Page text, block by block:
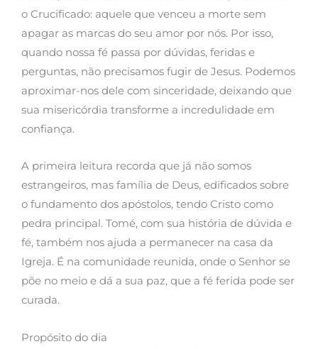
o Crucificado: aquele que venceu a morte sem
apagar as marcas do seu amor por nós. Por isso,
quando nossa fé passa por dúvidas, feridas e
perguntas, não precisamos fugir de Jesus. Podemos
aproximar-nos dele com sinceridade, deixando que
sua misericórdia transforme a incredulidade em
confiança.
A primeira leitura recorda que já não somos
estrangeiros, mas família de Deus, edificados sobre
o fundamento dos apóstolos, tendo Cristo como
pedra principal. Tomé, com sua história de dúvida e
fé, também nos ajuda a permanecer na casa da
Igreja. É na comunidade reunida, onde o Senhor se
põe no meio e dá a sua paz, que a fé ferida pode ser
curada.
Propósito do dia